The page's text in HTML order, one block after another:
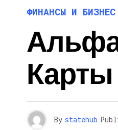
ФИНАНСЫ И БИЗНЕС
Карты
By statehub